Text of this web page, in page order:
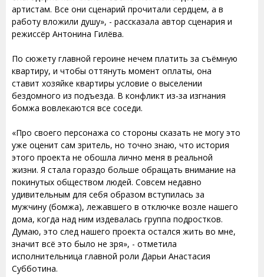
артистам. Все они сценарий прочитали сердцем, а в
работу вложили душу», - рассказала автор сценария и
режиссёр Антонина Гилёва.
По сюжету главной героине нечем платить за съёмную
квартиру, и чтобы оттянуть момент оплаты, она
ставит хозяйке квартиры условие о выселении
бездомного из подъезда. В конфликт из-за изгнания
бомжа вовлекаются все соседи.
«Про своего персонажа со стороны сказать не могу это
уже оценит сам зритель, но точно знаю, что история
этого проекта не обошла лично меня в реальной
жизни. Я стала гораздо больше обращать внимание на
покинутых обществом людей. Совсем недавно
удивительным для себя образом вступилась за
мужчину (бомжа), лежавшего в отключке возле нашего
дома, когда над ним издевалась группа подростков.
Думаю, это след нашего проекта остался жить во мне,
значит всё это было не зря», - отметила
исполнительница главной роли Дарьи Анастасия
Субботина.